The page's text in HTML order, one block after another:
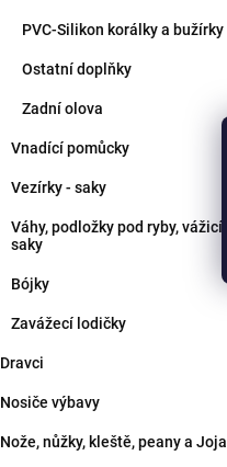
PVC-Silikon korálky a bužírky
Ostatní doplňky
Zadní olova
Vnadící pomůcky
Vezírky - saky
Váhy, podložky pod ryby, vážicí
saky
Bójky
Zavážecí lodičky
Dravci
Nosiče výbavy
Nože, nůžky, kleště, peany a Joja